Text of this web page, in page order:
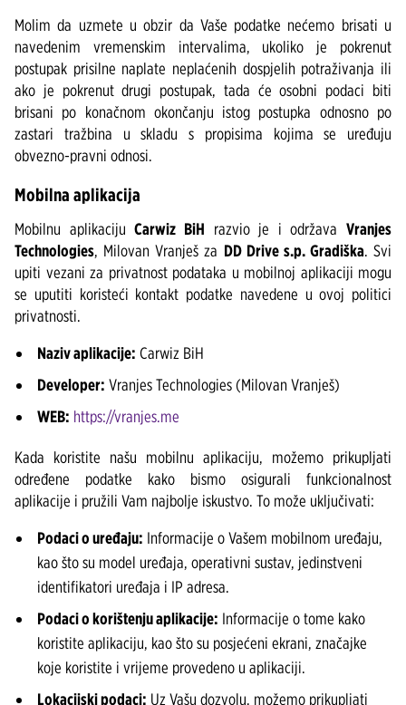
Molim da uzmete u obzir da Vaše podatke nećemo brisati u
navedenim vremenskim intervalima, ukoliko je pokrenut
postupak prisilne naplate neplaćenih dospjelih potraživanja ili
ako je pokrenut drugi postupak, tada će osobni podaci biti
brisani po konačnom okončanju istog postupka odnosno po
zastari tražbina u skladu s propisima kojima se uređuju
obvezno-pravni odnosi.
Mobilna aplikacija
Mobilnu aplikacijuCarwiz BiH razvio je i održava Vranjes
Technologies, Milovan Vranješ za DD Drive s.p. Gradiška. Svi
upiti vezani za privatnost podataka u mobilnoj aplikaciji mogu
se uputiti koristeći kontakt podatke navedene u ovoj politici
privatnosti.
Naziv aplikacije: Carwiz BiH
Developer: Vranjes Technologies (Milovan Vranješ)
WEB: https://vranjes.me
Kada koristite našu mobilnu aplikaciju, možemo prikupljati
određene podatke kako bismo osigurali funkcionalnost
aplikacije i pružili Vam najbolje iskustvo. To može uključivati:
Podaci o uređaju: Informacije o Vašem mobilnom uređaju,
kao što su model uređaja, operativni sustav, jedinstveni
identifikatori uređaja i IP adresa.
Podaci o korištenju aplikacije: Informacije o tome kako
koristite aplikaciju, kao što su posjećeni ekrani, značajke
koje koristite i vrijeme provedeno u aplikaciji.
Lokacijski podaci: Uz Vašu dozvolu, možemo prikupljati